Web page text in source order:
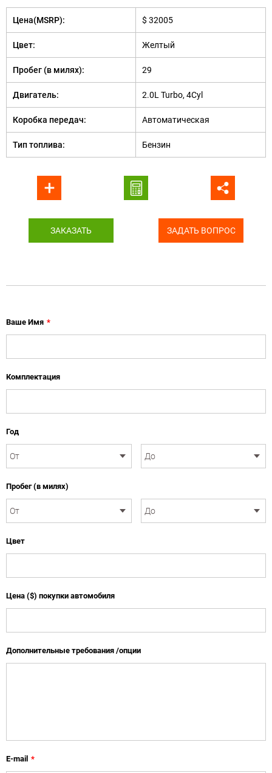
Цена(MSRP): $ 32005
Цвет: Желтый
Пробег (в милях): 29
Двигатель: 2.0L Turbo, 4Cyl
Коробка передач: Автоматическая
Тип топлива: Бензин
ЗАКАЗАТЬ ЗАДАТЬ ВОПРОС
Ваше Имя *
Комплектация
Год
Пробег (в милях)
Цвет
Цена ($) покупки автомобиля
Дополнительные требования /опции
E-mail *